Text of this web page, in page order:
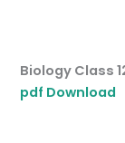
Biology Class
pdf Download